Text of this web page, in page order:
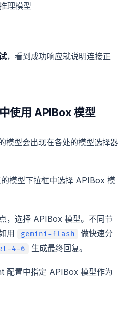
理模型
，看到成功响应就说明连接正
使用 APIBox 模型
模型会出现在各处的模型选择器
模型下拉框中选择 APIBox 模
，选择 APIBox 模型。不同节
用
gemini-flash
做快速分
4-6 生成最终回复。
配置中指定 APIBox 模型作为